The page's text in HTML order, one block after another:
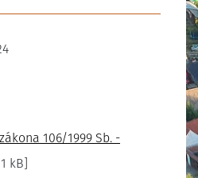
106/1999 Sb. -
kB]